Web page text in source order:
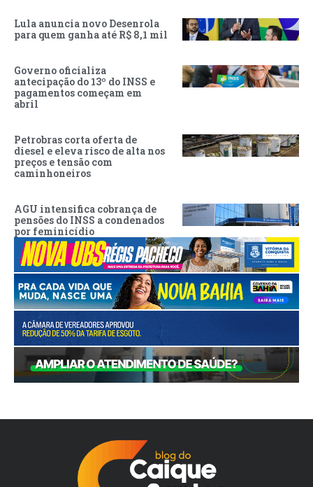
Lula anuncia novo Desenrola
para quem ganha até R$ 8,1 mil
Governo oficializa
antecipação do 13º do INSS e
pagamentos começam em
abril
Petrobras corta oferta de
diesel e eleva risco de alta nos
preços e tensão com
caminhoneiros
AGU intensifica cobrança de
pensões do INSS a condenados
por feminicídio